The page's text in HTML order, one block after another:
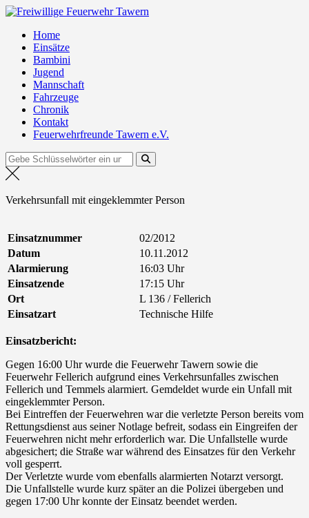
Zum
springenHome
Einsätze
Bambini
Jugend
Mannschaft
Fahrzeuge
Chronik
Kontakt
Feuerwehrfreunde Tawern e.V.
Suchen
nach:
Verkehrsunfall mit eingeklemmter Person
Einsatznummer
02/2012
Datum
10.11.2012
Alarmierung
16:03 Uhr
Einsatzende
17:15 Uhr
Ort
L 136 / Fellerich
Einsatzart
Technische Hilfe
Einsatzbericht:
Gegen 16:00 Uhr wurde die Feuerwehr Tawern sowie die
Feuerwehr Fellerich aufgrund eines Verkehrsunfalles zwischen
Fellerich und Temmels alarmiert. Gemdeldet wurde ein Unfall mit
eingeklemmter Person.
Bei Eintreffen der Feuerwehren war die verletzte Person bereits vom
Rettungsdienst aus seiner Notlage befreit, sodass ein Eingreifen der
Feuerwehren nicht mehr erforderlich war. Die Unfallstelle wurde
abgesichert; die Straße war während des Einsatzes für den Verkehr
voll gesperrt.
Der Verletzte wurde vom ebenfalls alarmierten Notarzt versorgt.
Die Unfallstelle wurde kurz später an die Polizei übergeben und
gegen 17:00 Uhr konnte der Einsatz beendet werden.